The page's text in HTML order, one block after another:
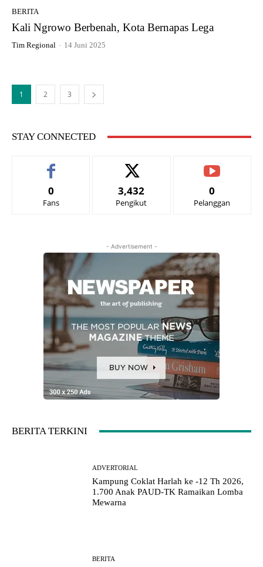
BERITA
Kali Ngrowo Berbenah, Kota Bernapas Lega
Tim Regional - 14 Juni 2025
1 2 3
STAY CONNECTED
0
Fans
3,432
Pengikut
0
Pelanggan
- Advertisement -
BERITA TERKINI
ADVERTORIAL
Kampung Coklat Harlah ke -12 Th 2026,
1.700 Anak PAUD-TK Ramaikan Lomba
Mewarna
BERITA